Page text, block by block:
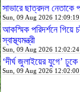
সাভারে ছাত্রদল নেতাকে
Sun, 09 Aug 2026
আকস্মিক পরিদর্শনে গিয়ে
স্বাস্থ্যমন্ত্রী
Sun, 09 Aug 2026
‘দীর্ঘ জুলাইয়ের যুগে’
Sun, 09 Aug 2026